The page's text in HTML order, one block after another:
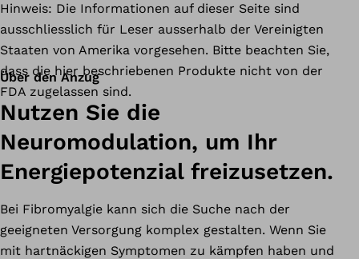
Hinweis: Die Informationen auf dieser Seite sind
ausschliesslich für Leser ausserhalb der Vereinigten
Staaten von Amerika vorgesehen. Bitte beachten Sie,
dass die hier beschriebenen Produkte nicht von der
FDA zugelassen sind.
Über den Anzug
Nutzen Sie die
Neuromodulation, um Ihr
Energiepotenzial freizusetzen.
Bei Fibromyalgie kann sich die Suche nach der
geeigneten Versorgung komplex gestalten. Wenn Sie
mit hartnäckigen Symptomen zu kämpfen haben und